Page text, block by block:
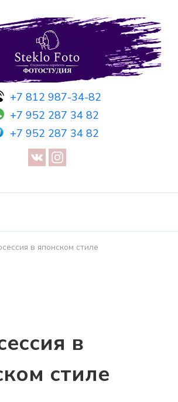
+7 812 987-34-82
+7 952 287 34 82
+7 952 287 34 82
SF
СПб — Фотосессия в Санкт-Петербурге
— Невидимый манекен — Прозрачный
— Сертификат на фотосессию
в японском стиле
в
стиле